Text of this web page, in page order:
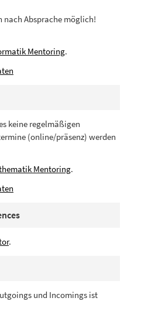
Absprache möglich!
Mentoring.
keine regelmäßigen
(online/präsenz) werden
Mentoring.
.
und Incomings ist